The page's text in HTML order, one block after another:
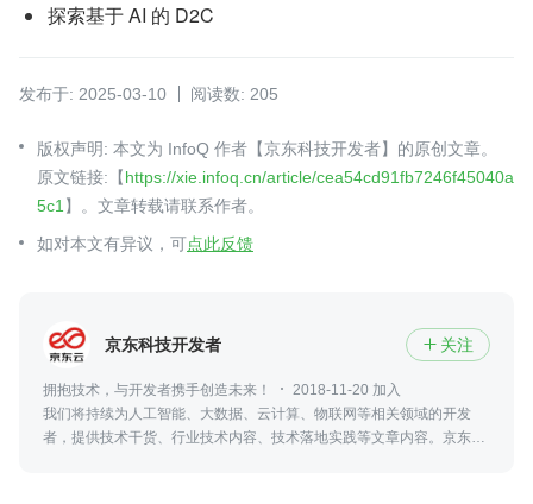
探索基于 AI 的 D2C
发布于: 2025-03-10 阅读数: 205
版权声明: 本文为 InfoQ 作者【京东科技开发者】的原创文章。
原文链接:【https://xie.infoq.cn/article/cea54cd91fb7246f45040a
5c1 】。文章转载请联系作者。
如对本文有异议，可点此反馈
京东科技开发者  关注
拥抱技术，与开发者携手创造未来！
2018-11-20 加入
我们将持续为人工智能、大数据、云计算、物联网等相关领域的开发
者，提供技术干货、行业技术内容、技术落地实践等文章内容。京东云